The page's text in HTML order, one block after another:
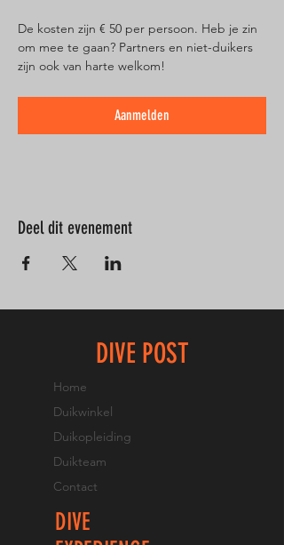
De kosten zijn € 50 per persoon. Heb je zin
om mee te gaan? Partners en niet-duikers
zijn ook van harte welkom!
Aanmelden
Deel dit evenement
DIVE POST
Home
Duikwinkel
Duikopleiding
Duikteam
Contact
DIVE